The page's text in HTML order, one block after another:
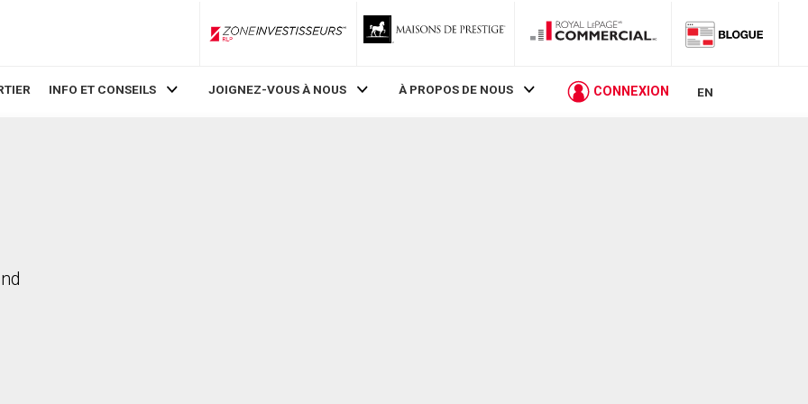
ZoneInvestisseurs RLP
INFO ET CONSEILS JOIGNEZ-VOUS À NOUS À PROPOS DE NOUS CONNEXION EN